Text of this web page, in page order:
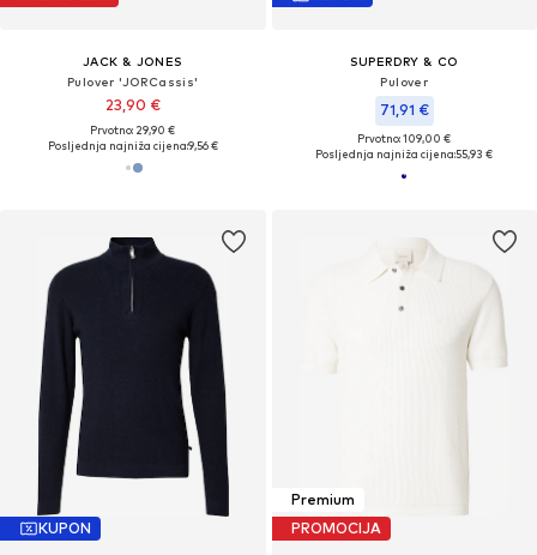
JACK & JONES
Pulover 'JORCassis'
23,90 €
Prvotno: 29,90 €
Posljednja najniža cijena:9,56 €
SUPERDRY & CO
Pulover
71,91 €
Prvotno: 109,00 €
Posljednja najniža cijena:55,93 €
KUPON
Premium
PROMOCIJA